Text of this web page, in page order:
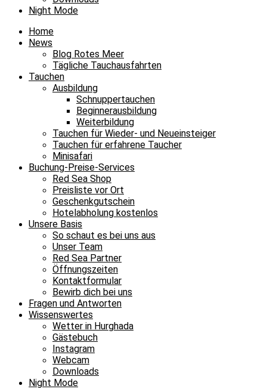
Night Mode
Home
News
Blog Rotes Meer
Tägliche Tauchausfahrten
Tauchen
Ausbildung
Schnuppertauchen
Beginnerausbildung
Weiterbildung
Tauchen für Wieder- und Neueinsteiger
Tauchen für erfahrene Taucher
Minisafari
Buchung-Preise-Services
Red Sea Shop
Preisliste vor Ort
Geschenkgutschein
Hotelabholung kostenlos
Unsere Basis
So schaut es bei uns aus
Unser Team
Red Sea Partner
Öffnungszeiten
Kontaktformular
Bewirb dich bei uns
Fragen und Antworten
Wissenswertes
Wetter in Hurghada
Gästebuch
Instagram
Webcam
Downloads
Night Mode